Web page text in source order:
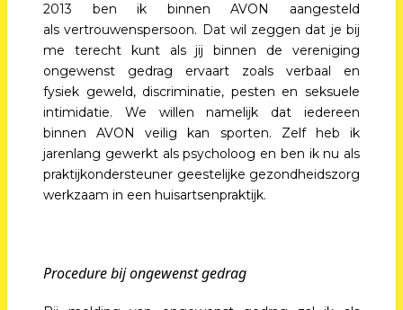
2013 ben ik binnen AVON aangesteld
als vertrouwenspersoon. Dat wil zeggen dat je bij
me terecht kunt als jij binnen de vereniging
ongewenst gedrag ervaart zoals verbaal en
fysiek geweld, discriminatie, pesten en seksuele
intimidatie. We willen namelijk dat iedereen
binnen AVON veilig kan sporten. Zelf heb ik
jarenlang gewerkt als psycholoog en ben ik nu als
praktijkondersteuner geestelijke gezondheidszorg
werkzaam in een huisartsenpraktijk.
Procedure bij ongewenst gedrag